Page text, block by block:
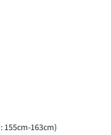
163cm)